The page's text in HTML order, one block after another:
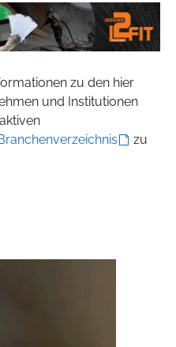
zu den hier
und Institutionen
zu